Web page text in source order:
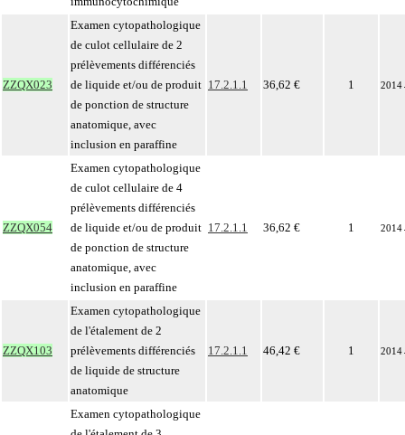
ZZQX023
Examen cytopathologique
de culot cellulaire de 2
prélèvements différenciés
de liquide et/ou de produit
de ponction de structure
anatomique, avec
inclusion en paraffine
17.2.1.1 36,62 € 1 2014
ZZQX054
Examen cytopathologique
de culot cellulaire de 4
prélèvements différenciés
de liquide et/ou de produit
de ponction de structure
anatomique, avec
inclusion en paraffine
17.2.1.1 36,62 € 1 2014
ZZQX103
Examen cytopathologique
de l'étalement de 2
prélèvements différenciés
de liquide de structure
anatomique
17.2.1.1 46,42 € 1 2014
Examen cytopathologique